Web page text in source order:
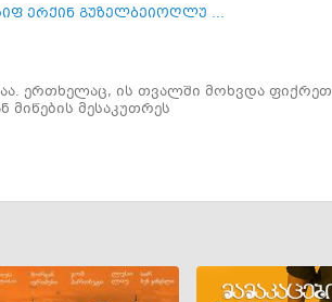
ერქინ გუზელბეიოღლუ ...
ერთხელაც, ის თვალში მოხვდა ფიქრეთ
მიწების მესაკუთრეს